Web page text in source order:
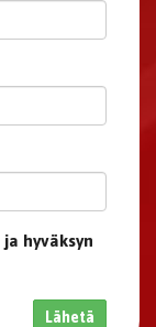
ja hyväksyn
Lähetä